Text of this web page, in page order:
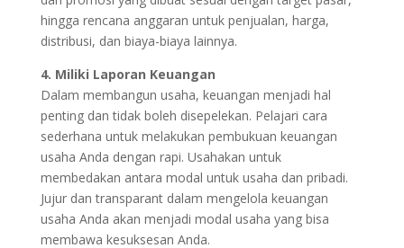
hingga rencana anggaran untuk penjualan, harga,
distribusi, dan biaya-biaya lainnya.
4. Miliki Laporan Keuangan
Dalam membangun usaha, keuangan menjadi hal
penting dan tidak boleh disepelekan. Pelajari cara
sederhana untuk melakukan pembukuan keuangan
usaha Anda dengan rapi. Usahakan untuk
membedakan antara modal untuk usaha dan pribadi.
Jujur dan transparant dalam mengelola keuangan
usaha Anda akan menjadi modal usaha yang bisa
membawa kesuksesan Anda.